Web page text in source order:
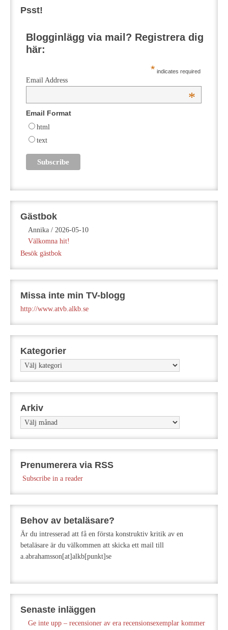
Psst!
Blogginlägg via mail? Registrera dig
här:
* indicates required
Email Address
*
Email Format
html
text
Gästbok
Annika / 2026-05-10
Välkomna hit!
Besök gästbok
Missa inte min TV-blogg
http://www.atvb.alkb.se
Kategorier
Kategorier
Arkiv
Arkiv
Prenumerera via RSS
Subscribe in a reader
Behov av betaläsare?
Är du intresserad att få en första konstruktiv kritik av en
betaläsare är du välkommen att skicka ett mail till
a.abrahamsson[at]alkb[punkt]se
Senaste inläggen
Ge inte upp – recensioner av era recensionsexemplar kommer